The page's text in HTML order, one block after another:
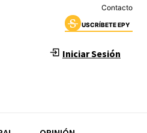
Contacto
USCRÍBETE EPY
Iniciar Sesión